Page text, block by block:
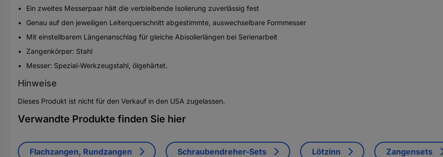
Ein zweites Messerpaar hält die verbleibende Isolierung zuverlässig fest
Genau auf den jeweiligen Leiterquerschnitt abgestimmte, auswechselbare Formmesser
Mit einstellbarem Längenanschlag für gleiche Abisolierlängen bei Serienarbeit
Zangenkörper: Stahl
Messer: Spezial-Werkzeugstahl, ölgehärtet.
Hinweise
Dieses Produkt ist nicht für den Verkauf in den USA zugelassen.
Verwandte Produkte finden Sie hier
Flachzangen, Rundzangen Schraubendreher-Sets Lötzinn Zangensets